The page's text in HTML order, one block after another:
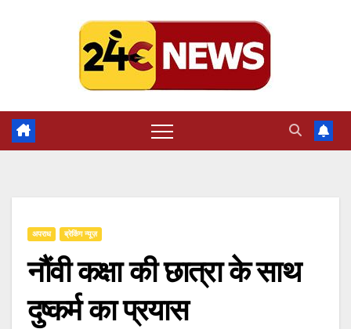
अपराध ब्रेकिंग न्यूज़
नौंवी कक्षा की छात्रा के साथ
दुष्कर्म का प्रयास